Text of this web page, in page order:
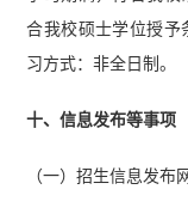
合我校硕士学位授予
习方式：非全日制。
十、信息发布等事项
（一）招生信息发布